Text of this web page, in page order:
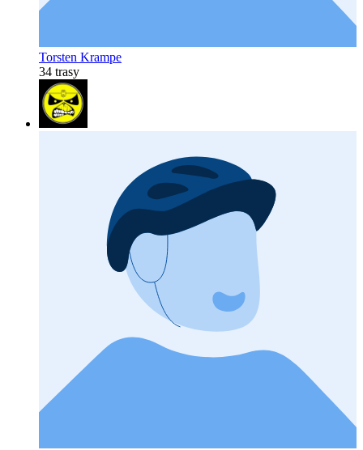
Torsten Krampe
34 trasy